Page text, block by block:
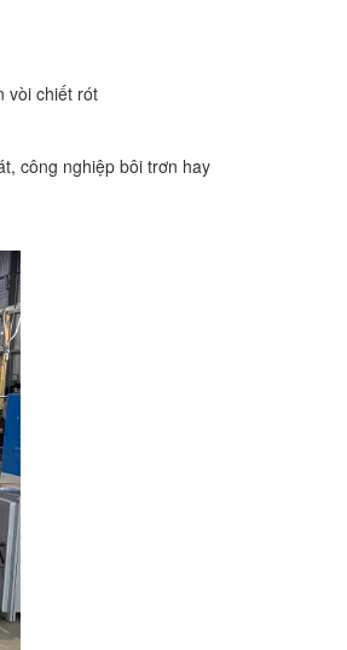
vòi chiết rót
công nghiệp bôi trơn hay